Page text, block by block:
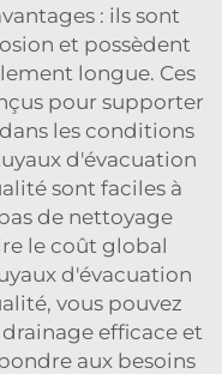
: ils sont
et possèdent
longue. Ces
pour supporter
les conditions
d'évacuation
sont faciles à
de nettoyage
le coût global
d'évacuation
vous pouvez
efficace et
aux besoins